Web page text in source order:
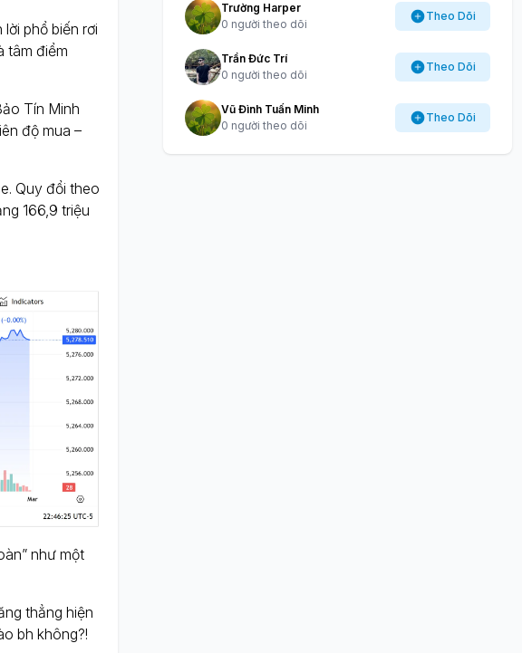
phổ biến rơi
tâm điểm
Tín Minh
độ mua –
Quy đổi theo
166,9 triệu
như một
thẳng hiện
bh không?!
Trường Harper
0 người theo dõi
Theo Dõi
Trần Đức Trí
0 người theo dõi
Theo Dõi
Vũ Đình Tuấn Minh
0 người theo dõi
Theo Dõi